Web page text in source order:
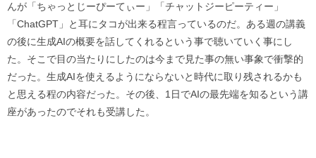
んが「ちゃっとじーぴーてぃー」「チャットジーピーティー」
「ChatGPT」と耳にタコが出来る程言っているのだ。ある週の講義
の後に生成AIの概要を話してくれるという事で聴いていく事にし
た。そこで目の当たりにしたのは今まで見た事の無い事象で衝撃的
だった。生成AIを使えるようにならないと時代に取り残されるかも
と思える程の内容だった。その後、1日でAIの最先端を知るという講
座があったのでそれも受講した。